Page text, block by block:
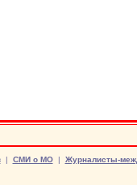
| СМИ о МО| Журналисты-